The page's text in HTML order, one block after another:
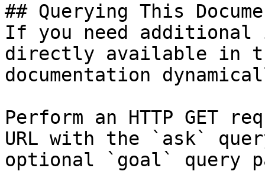
## Querying This
If you need
directly available in
documentation
Perform an HTTP GET
URL with the `ask`
optional `goal` query